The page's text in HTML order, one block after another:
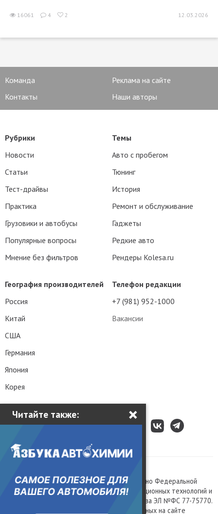
Читайте также: ×
16061 4 2 12.03.2026
Команда
Реклама на сайте
Контакты
Наши авторы
Телефон редакции
+7 (981) 952-1000
Вакансии
Рубрики
Новости
Статьи
Тест-драйвы
Практика
Грузовики и автобусы
Популярные вопросы
Мнение без фильтров
Темы
Авто с пробегом
Тюнинг
История
Ремонт и обслуживание
Гаджеты
Редкие авто
Рендеры Kolesa.ru
География производителей
Россия
Китай
США
Германия
Япония
Корея
Сетевое издание «Kolesa.ru», зарегистрировано Федеральной
службой по надзору в сфере связи, информационных технологий и
массовых коммуникаций, номер свидетельства ЭЛ №ФС 77-75770.
Любое использование материалов, размещенных на сайте